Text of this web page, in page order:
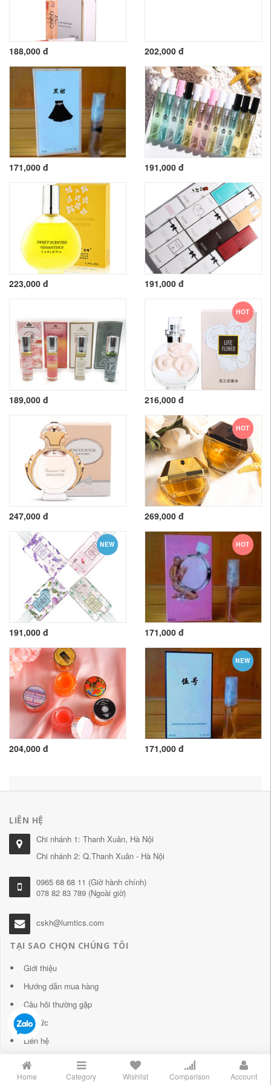
188,000 đ 202,000 đ
171,000 đ 191,000 đ
223,000 đ 191,000 đ
189,000 đ
HOT
216,000 đ
247,000 đ
HOT
269,000 đ
NEW
191,000 đ
HOT
171,000 đ
204,000 đ
NEW
171,000 đ
LIÊN HỆ
Chi nhánh 1: Thanh Xuân, Hà Nội
Chi nhánh 2: Q.Thanh Xuân - Hà Nội
0965 68 68 11 (Giờ hành chính)
078 82 83 789 (Ngoài giờ)
cskh@lumtics.com
TẠI SAO CHỌN CHÚNG TÔI
Giới thiệu
Hướng dẫn mua hàng
Câu hỏi thường gặp
Tin tức
Liên hệ
Home Category Wishlist Comparison Account